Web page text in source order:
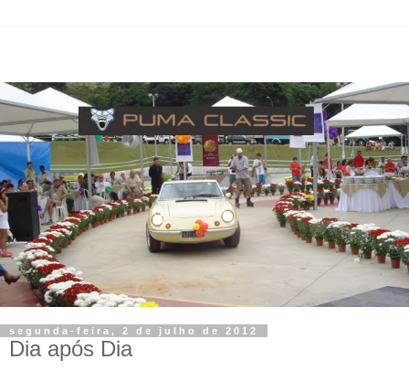
segunda-feira, 2 de julho de 2012
Dia após Dia